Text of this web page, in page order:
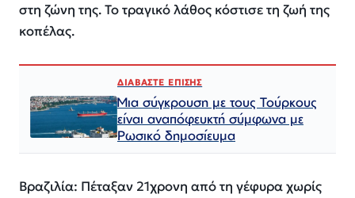
στη ζώνη της. Το τραγικό λάθος κόστισε τη ζωή της
κοπέλας.
ΔΙΑΒΑΣΤΕ ΕΠΙΣΗΣ
Μια σύγκρουση με τους Τούρκους
είναι αναπόφευκτή σύμφωνα με
Ρωσικό δημοσίευμα
Βραζιλία: Πέταξαν 21χρονη από τη γέφυρα χωρίς